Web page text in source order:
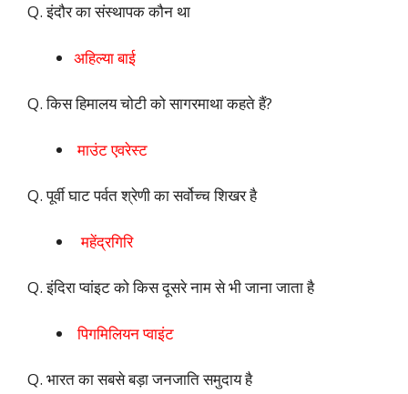
Q. इंदौर का संस्थापक कौन था
अहिल्या बाई
Q. किस हिमालय चोटी को सागरमाथा कहते हैं?
माउंट एवरेस्ट
Q. पूर्वी घाट पर्वत श्रेणी का सर्वोच्च शिखर है
महेंद्रगिरि
Q. इंदिरा प्वांइट को किस दूसरे नाम से भी जाना जाता है
पिगमिलियन प्वाइंट
Q. भारत का सबसे बड़ा जनजाति समुदाय है